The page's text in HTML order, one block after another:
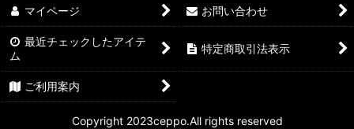
マイページ お問い合わせ
最近チェックしたアイテ
ム
特定商取引法表示
ご利用案内
Copyright 2023ceppo.All rights reserved